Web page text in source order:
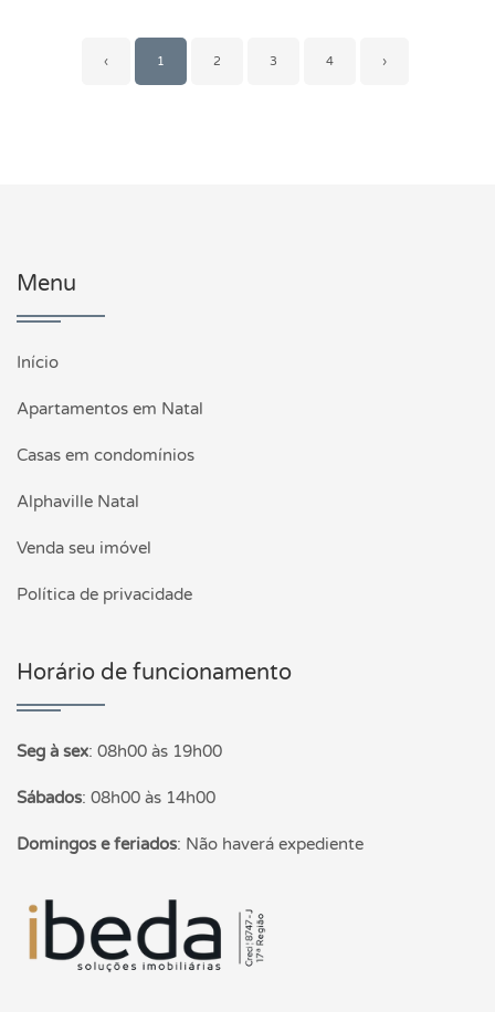
‹ 1 2 3 4 ›
Menu
Início
Apartamentos em Natal
Casas em condomínios
Alphaville Natal
Venda seu imóvel
Política de privacidade
Horário de funcionamento
Seg à sex: 08h00 às 19h00
Sábados: 08h00 às 14h00
Domingos e feriados: Não haverá expediente
Página inicial